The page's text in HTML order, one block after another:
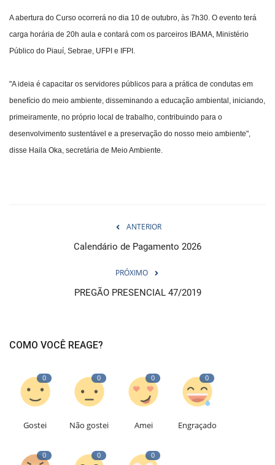
A abertura do Curso ocorrerá no dia 10 de outubro, às 7h30. O evento terá
carga horária de 20h aula e contará com os parceiros IBAMA, Ministério
Público do Piauí, Sebrae, UFPI e IFPI.
"A ideia é capacitar os servidores públicos para a prática de condutas em
benefício do meio ambiente, disseminando a educação ambiental, iniciando,
primeiramente, no próprio local de trabalho, contribuindo para o
desenvolvimento sustentável e a preservação do nosso meio ambiente",
disse Haila Oka, secretária de Meio Ambiente.
ANTERIOR
Calendário de Pagamento 2026
PRÓXIMO
PREGÃO PRESENCIAL 47/2019
COMO VOCÊ REAGE?
0
Gostei
0
Não gostei
0
Amei
0
Engraçado
0 0 0